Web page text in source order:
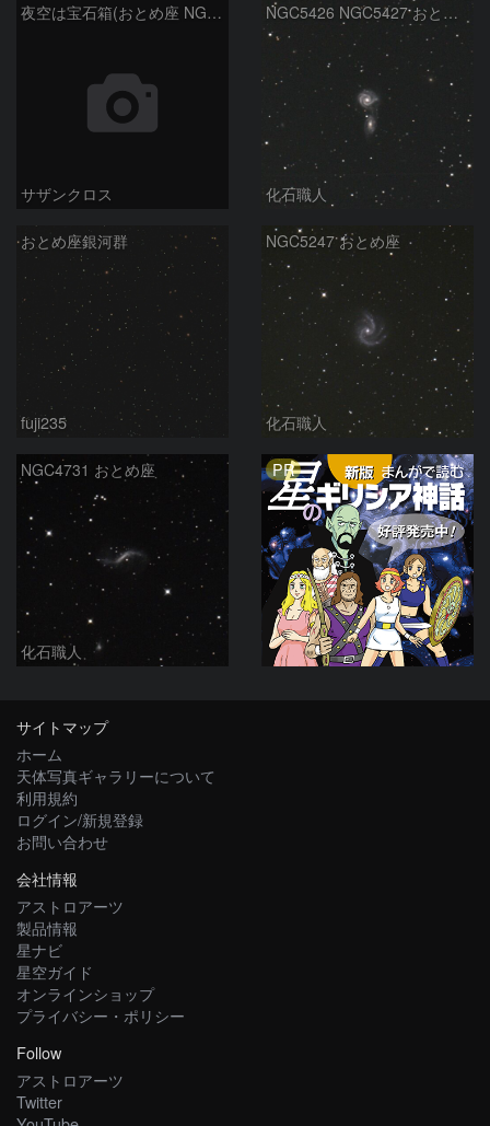
夜空は宝石箱(おとめ座 NGC5746) Seestar50
サザンクロス
NGC5426 NGC5427 おとめ座
化石職人
おとめ座銀河群
fuji235
NGC5247 おとめ座
化石職人
NGC4731 おとめ座
化石職人
PR
サイトマップ
ホーム
天体写真ギャラリーについて
利用規約
ログイン/新規登録
お問い合わせ
会社情報
アストロアーツ
製品情報
星ナビ
星空ガイド
オンラインショップ
プライバシー・ポリシー
Follow
アストロアーツ
Twitter